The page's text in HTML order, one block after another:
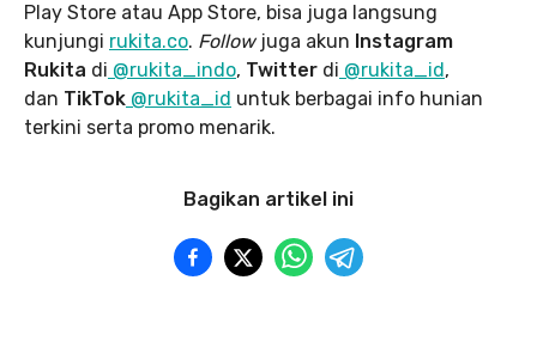
Play Store atau App Store, bisa juga langsung
kunjungi rukita.co. Followjuga akun Instagram
Rukita di @rukita_indo, Twitter di @rukita_id ,
dan TikTok @rukita_id untuk berbagai info hunian
terkini serta promo menarik.
Bagikan artikel ini